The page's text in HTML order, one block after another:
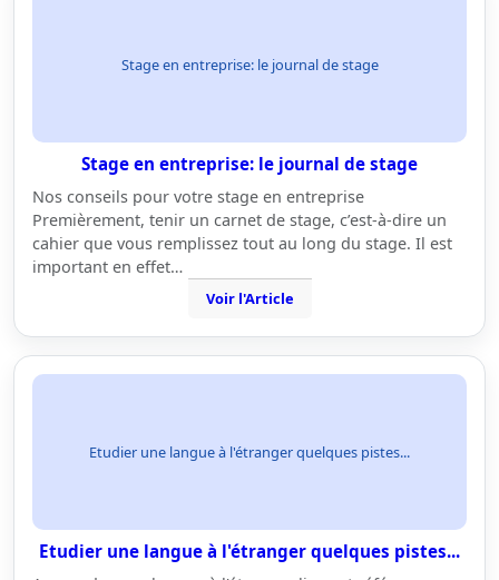
Stage en entreprise: le journal de stage
Stage en entreprise: le journal de stage
Nos conseils pour votre stage en entreprise
Premièrement, tenir un carnet de stage, c’est-à-dire un
cahier que vous remplissez tout au long du stage. Il est
important en effet…
Voir l'Article
Etudier une langue à l'étranger quelques pistes...
Etudier une langue à l'étranger quelques pistes...